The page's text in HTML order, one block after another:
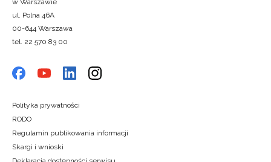
w Warszawie
ul. Polna 46A
00-644 Warszawa
tel. 22 570 83 00
Polityka prywatności
RODO
Regulamin publikowania informacji
Skargi i wnioski